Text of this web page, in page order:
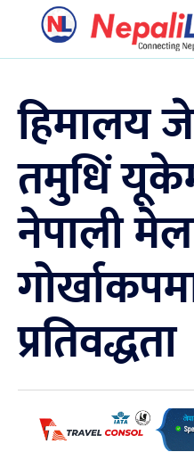
हिमालय
तमुधिं
नेपाली
प्रतिवद्धता